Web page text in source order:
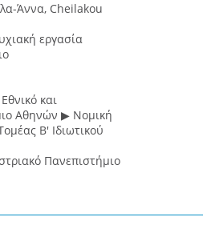
Άννα, Cheilakou
εργασία
Εθνικό και
Αθηνών ▶ Νομική
Β' Ιδιωτικού
Πανεπιστήμιο